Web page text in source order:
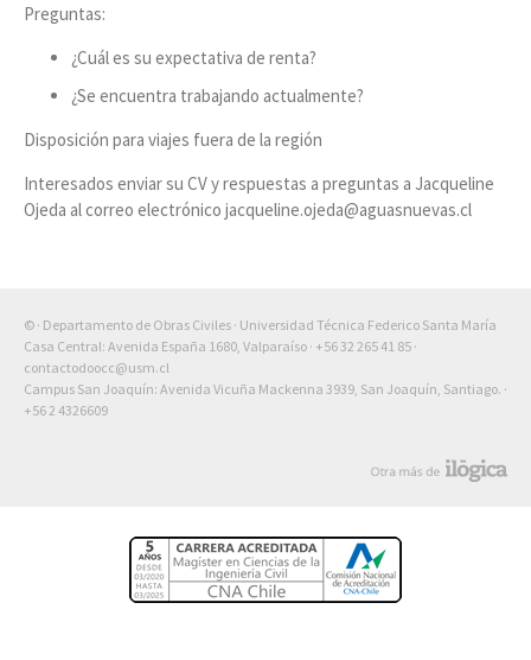
Preguntas:
¿Cuál es su expectativa de renta?
¿Se encuentra trabajando actualmente?
Disposición para viajes fuera de la región
Interesados enviar su CV y respuestas a preguntas a Jacqueline
Ojeda al correo electrónico jacqueline.ojeda@aguasnuevas.cl
© · Departamento de Obras Civiles · Universidad Técnica Federico Santa María
Casa Central: Avenida España 1680, Valparaíso · +56 32 265 41 85 ·
contactodoocc@usm.cl
Campus San Joaquín: Avenida Vicuña Mackenna 3939, San Joaquín, Santiago. ·
+56 2 4326609